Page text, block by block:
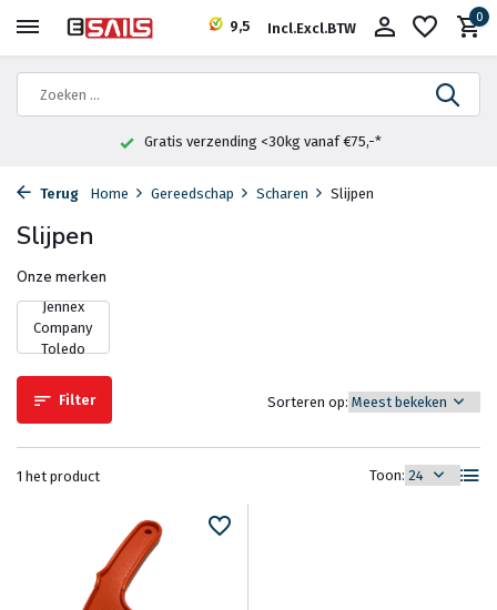
9,5 Incl.Excl.BTW
0
Gratis verzending <30kg vanaf €75,-*
Terug Home Gereedschap Scharen Slijpen
Slijpen
Onze merken
Jennex
Company
Toledo
Filter
1 het product Toon:
Sorteren op: